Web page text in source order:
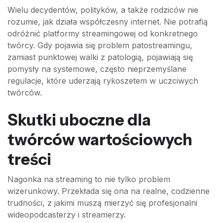
Wielu decydentów, polityków, a także rodziców nie
rozumie, jak działa współczesny internet. Nie potrafią
odróżnić platformy streamingowej od konkretnego
twórcy. Gdy pojawia się problem patostreamingu,
zamiast punktowej walki z patologią, pojawiają się
pomysły na systemowe, często nieprzemyślane
regulacje, które uderzają rykoszetem w uczciwych
twórców.
Skutki uboczne dla
twórców wartościowych
treści
Nagonka na streaming to nie tylko problem
wizerunkowy. Przekłada się ona na realne, codzienne
trudności, z jakimi muszą mierzyć się profesjonalni
wideopodcasterzy i streamerzy.